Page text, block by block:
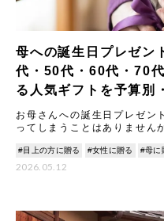
母への誕生日プレゼン
代・50代・60代・70
る人気ギフトを予算別
お母さんへの誕生日プレゼン
ってしまうことはありません
特別感
#目上の方に贈る #女性に贈る #母に
2026.05.12